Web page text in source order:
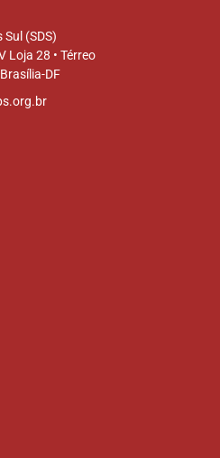
Sul (SDS)
Loja 28 • Térreo
DF